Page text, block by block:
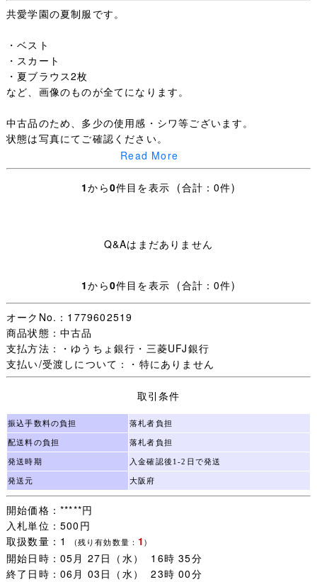
共愛学園の夏制服です。
・ベスト
・スカート
・夏ブラウス2枚
など、画像のものが全てになります。
中古品のため、多少の使用感・シワ等ございます。
状態は写真にてご確認ください。
自宅保管のため、神経質な方はご遠慮ください。
・ウエスト：約63cm
・9号
【発送方法】
通常配送予定。
防水対策をして発送いたします。
Read More
1から0件目を表示 (合計：0件)
Q&Aはまだありません
1から0件目を表示 (合計：0件)
オークNo.：1779602519
商品状態：中古品
支払方法：・ゆうちょ銀行・三菱UFJ銀行
支払い/受渡しについて：・特にありません
取引条件
振込手数料の負担 落札者負担
配送料の負担 落札者負担
発送時期 入金確認後1-2日で発送
発送元 大阪府
開始価格：*****円
入札単位：500円
取扱数量：1
(残り有効数量： 1)
開始日時：05月 27日（水） 16時 35分
終了日時：06月 03日（水） 23時 00分